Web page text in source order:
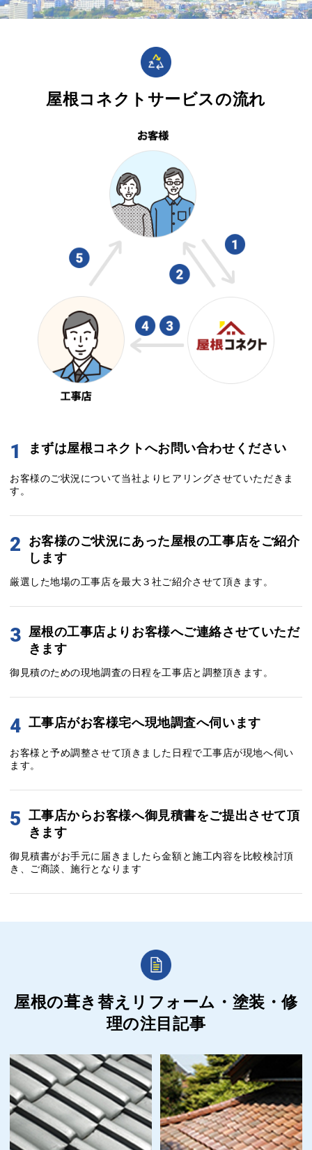
屋根コネクトサービスの流れ
1 まずは屋根コネクトへお問い合わせください
お客様のご状況について当社よりヒアリングさせていただきま
す。
2
お客様のご状況にあった屋根の工事店をご紹介
します
厳選した地場の工事店を最大３社ご紹介させて頂きます。
3 屋根の工事店よりお客様へご連絡させていただ
きます
御見積のための現地調査の日程を工事店と調整頂きます。
4 工事店がお客様宅へ現地調査へ伺います
お客様と予め調整させて頂きました日程で工事店が現地へ伺い
ます。
5 工事店からお客様へ御見積書をご提出させて頂
きます
御見積書がお手元に届きましたら金額と施工内容を比較検討頂
き、ご商談、施行となります
屋根の葺き替えリフォーム・塗装・修
理の注目記事